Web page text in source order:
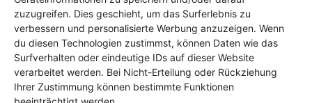
zuzugreifen. Dies geschieht, um das Surferlebnis zu
verbessern und personalisierte Werbung anzuzeigen. Wenn
du diesen Technologien zustimmst, können Daten wie das
Surfverhalten oder eindeutige IDs auf dieser Website
verarbeitet werden. Bei Nicht-Erteilung oder Rückziehung
Ihrer Zustimmung können bestimmte Funktionen
installieren
Christoph Langner - 21. Januar 2007
Mit yelp in GNOME man-Pages
betrachten